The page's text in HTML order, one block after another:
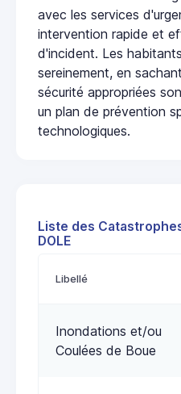
avec les services
intervention rapide et
d'incident. Les
sereinement, en
sécurité appropriées
un plan de prévention
technologiques.
Liste des
DOLE
Libellé
Inondations et/ou
Coulées de Boue